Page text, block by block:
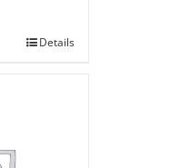
Details